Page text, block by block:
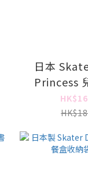
日本
Princess